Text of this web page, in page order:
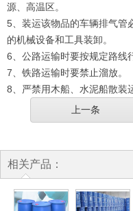
源、高温区。
5、装运该物品的车辆排气管
的机械设备和工具装卸。
6、公路运输时要按规定路线
7、铁路运输时要禁止溜放。
8、严禁用木船、水泥船散装
上一条
相关产品：